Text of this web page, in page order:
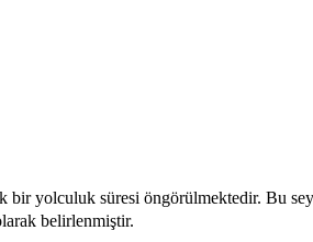
yolculuk süresi öngörülmektedir. Bu
belirlenmiştir.